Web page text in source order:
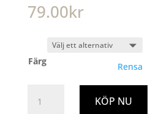
79.00kr
Färg Rensa
Cote
KÖP NU